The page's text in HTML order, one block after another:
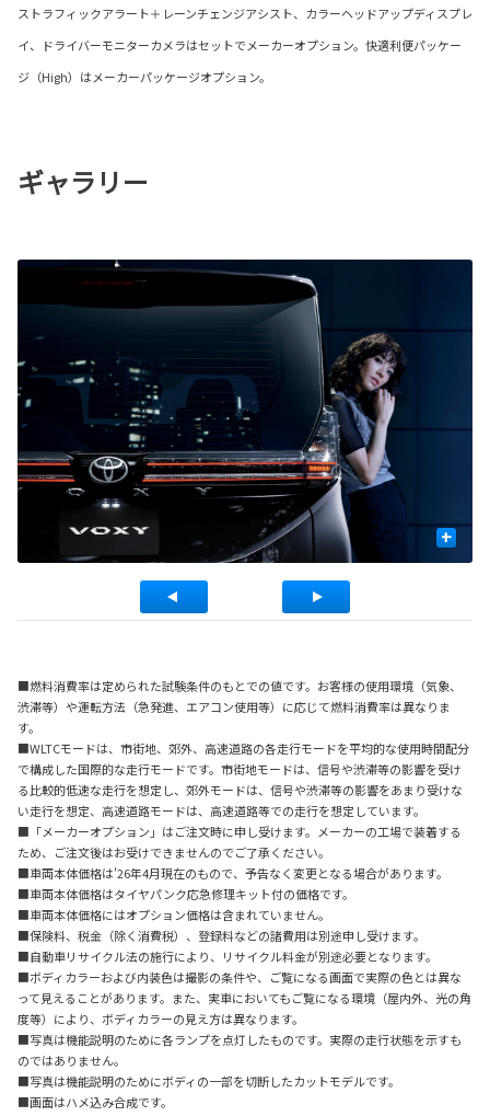
ストラフィックアラート＋レーンチェンジアシスト、カラーヘッドアップディスプレ
イ、ドライバーモニターカメラはセットでメーカーオプション。快適利便パッケー
ジ（High）はメーカーパッケージオプション。
ギャラリー
+
■燃料消費率は定められた試験条件のもとでの値です。お客様の使用環境（気象、
渋滞等）や運転方法（急発進、エアコン使用等）に応じて燃料消費率は異なりま
す。
■WLTCモードは、市街地、郊外、高速道路の各走行モードを平均的な使用時間配分
で構成した国際的な走行モードです。市街地モードは、信号や渋滞等の影響を受け
る比較的低速な走行を想定し、郊外モードは、信号や渋滞等の影響をあまり受けな
い走行を想定、高速道路モードは、高速道路等での走行を想定しています。
■「メーカーオプション」はご注文時に申し受けます。メーカーの工場で装着する
ため、ご注文後はお受けできませんのでご了承ください。
■車両本体価格は'26年4月現在のもので、予告なく変更となる場合があります。
■車両本体価格はタイヤパンク応急修理キット付の価格です。
■車両本体価格にはオプション価格は含まれていません。
■保険料、税金（除く消費税）、登録料などの諸費用は別途申し受けます。
■自動車リサイクル法の施行により、リサイクル料金が別途必要となります。
■ボディカラーおよび内装色は撮影の条件や、ご覧になる画面で実際の色とは異な
って見えることがあります。また、実車においてもご覧になる環境（屋内外、光の角
度等）により、ボディカラーの見え方は異なります。
■写真は機能説明のために各ランプを点灯したものです。実際の走行状態を示すも
のではありません。
■写真は機能説明のためにボディの一部を切断したカットモデルです。
■画面はハメ込み合成です。